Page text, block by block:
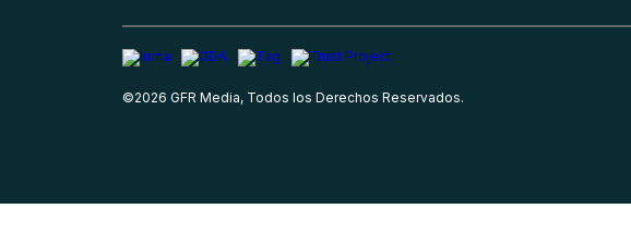
©2026 GFR Media, Todos los Derechos Reservados.